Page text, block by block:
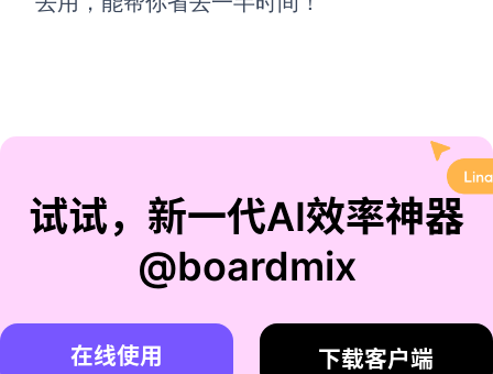
试试，新一代AI效率神器
@boardmix
在线使用 下载客户端